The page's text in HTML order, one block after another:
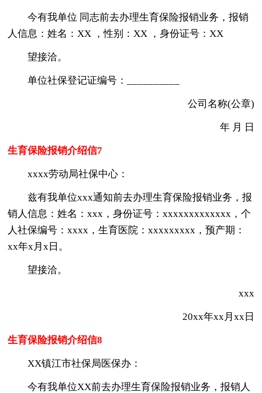
今有我单位 同志前去办理生育保险报销业务，报销
人信息：姓名：XX ，性别：XX ，身份证号：XX
望接洽。
单位社保登记证编号：__________
公司名称(公章)
年 月 日
生育保险报销介绍信7
xxxx劳动局社保中心：
兹有我单位xxx通知前去办理生育保险报销业务，报
销人信息：姓名：xxx，身份证号：xxxxxxxxxxxxx，个
人社保编号：xxxx，生育医院：xxxxxxxxx，预产期：
xx年x月x日。
望接洽。
xxx
20xx年xx月xx日
生育保险报销介绍信8
XX镇江市社保局医保办：
今有我单位XX前去办理生育保险报销业务，报销人